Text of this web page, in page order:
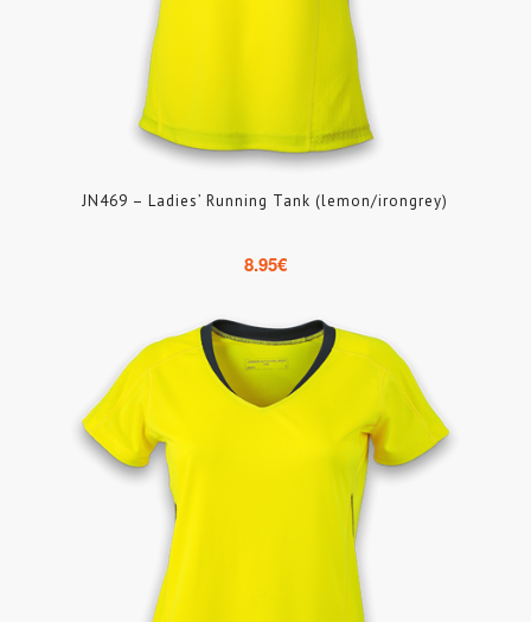
JN469 – Ladies’ Running Tank (lemon/irongrey)
8.95€